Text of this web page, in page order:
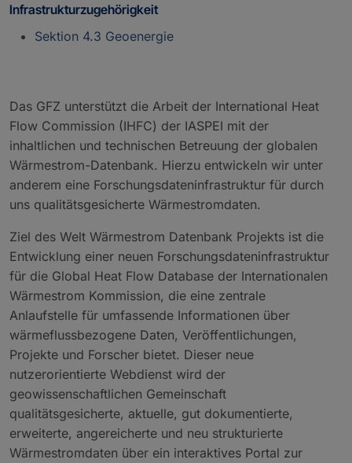
Infrastrukturzugehörigkeit
Sektion 4.3 Geoenergie
Das GFZ unterstützt die Arbeit der International Heat
Flow Commission (IHFC) der IASPEI mit der
inhaltlichen und technischen Betreuung der globalen
Wärmestrom-Datenbank. Hierzu entwickeln wir unter
anderem eine Forschungsdateninfrastruktur für durch
uns qualitätsgesicherte Wärmestromdaten.
Ziel des Welt Wärmestrom Datenbank Projekts ist die
Entwicklung einer neuen Forschungsdateninfrastruktur
für die Global Heat Flow Database der Internationalen
Wärmestrom Kommission, die eine zentrale
Anlaufstelle für umfassende Informationen über
wärmeflussbezogene Daten, Veröffentlichungen,
Projekte und Forscher bietet. Dieser neue
nutzerorientierte Webdienst wird der
geowissenschaftlichen Gemeinschaft
qualitätsgesicherte, aktuelle, gut dokumentierte,
erweiterte, angereicherte und neu strukturierte
Wärmestromdaten über ein interaktives Portal zur